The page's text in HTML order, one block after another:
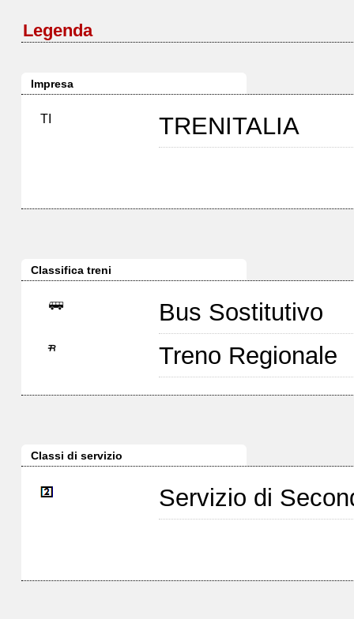
Legenda
Impresa
TI TRENITALIA
Classifica treni
Bus Sostitutivo
Treno Regionale
Classi di servizio
Servizio di